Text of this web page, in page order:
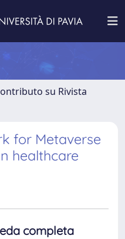
su Rivista
for Metaverse
healthcare
completa